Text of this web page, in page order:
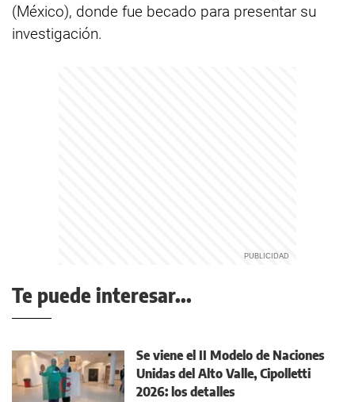
(México), donde fue becado para presentar su
investigación.
Te puede interesar...
Se viene el II Modelo de Naciones
Unidas del Alto Valle, Cipolletti
2026: los detalles